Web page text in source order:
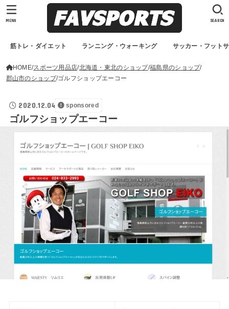
筋トレ・ダイエット ランニング・ウォーキング サッカー・フット
SEARCH
MENU
HOME スポーツ用品店 北海道・東北のショップ 福島県のショップ
郡山市のショップ ゴルフショップエーコー
2020.12.04 sponsored
ゴルフショップエーコー